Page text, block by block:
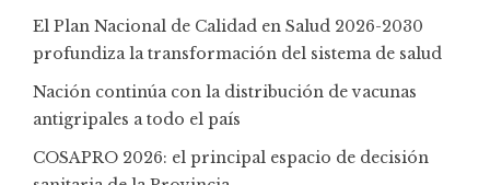
El Plan Nacional de Calidad en Salud 2026-2030
profundiza la transformación del sistema de salud
Nación continúa con la distribución de vacunas
antigripales a todo el país
COSAPRO 2026: el principal espacio de decisión